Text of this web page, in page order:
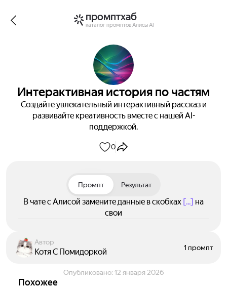
промптхаб
каталог промптов Алисы AI
Интерактивная история по частям
Создайте увлекательный интерактивный рассказ и
развивайте креативность вместе с нашей AI-
поддержкой.
0
Промпт Результат
В чате с Алисой замените данные в скобках [...] на
свои
Автор
Котя С Помидоркой 1 промпт
Опубликовано: 12 января 2026
Похожее